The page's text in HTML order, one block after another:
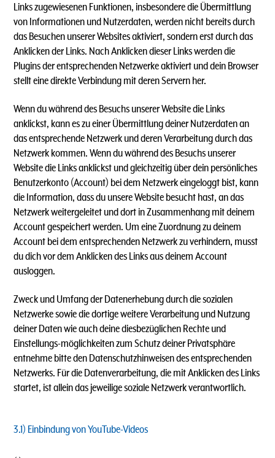
Links zugewiesenen Funktionen, insbesondere die Übermittlung
von Informationen und Nutzerdaten, werden nicht bereits durch
das Besuchen unserer Websites aktiviert, sondern erst durch das
Anklicken der Links. Nach Anklicken dieser Links werden die
Plugins der entsprechenden Netzwerke aktiviert und dein Browser
stellt eine direkte Verbindung mit deren Servern her.
Wenn du während des Besuchs unserer Website die Links
anklickst, kann es zu einer Übermittlung deiner Nutzerdaten an
das entsprechende Netzwerk und deren Verarbeitung durch das
Netzwerk kommen. Wenn du während des Besuchs unserer
Website die Links anklickst und gleichzeitig über dein persönliches
Benutzerkonto (Account) bei dem Netzwerk eingeloggt bist, kann
die Information, dass du unsere Website besucht hast, an das
Netzwerk weitergeleitet und dort in Zusammenhang mit deinem
Account gespeichert werden. Um eine Zuordnung zu deinem
Account bei dem entsprechenden Netzwerk zu verhindern, musst
du dich vor dem Anklicken des Links aus deinem Account
ausloggen.
Zweck und Umfang der Datenerhebung durch die sozialen
Netzwerke sowie die dortige weitere Verarbeitung und Nutzung
deiner Daten wie auch deine diesbezüglichen Rechte und
Einstellungs-möglichkeiten zum Schutz deiner Privatsphäre
entnehme bitte den Datenschutzhinweisen des entsprechenden
Netzwerks. Für die Datenverarbeitung, die mit Anklicken des Links
startet, ist allein das jeweilige soziale Netzwerk verantwortlich.
3.1) Einbindung von YouTube-Videos